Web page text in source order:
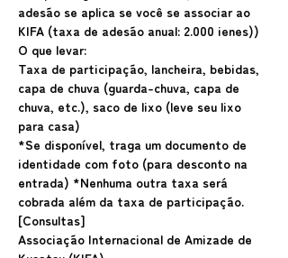
adesão se aplica se você se associar ao
KIFA (taxa de adesão anual: 2.000 ienes))
O que levar:
Taxa de participação, lancheira, bebidas,
capa de chuva (guarda-chuva, capa de
chuva, etc.), saco de lixo (leve seu lixo
para casa)
*Se disponível, traga um documento de
identidade com foto (para desconto na
entrada) *Nenhuma outra taxa será
cobrada além da taxa de participação.
[Consultas]
Associação Internacional de Amizade de